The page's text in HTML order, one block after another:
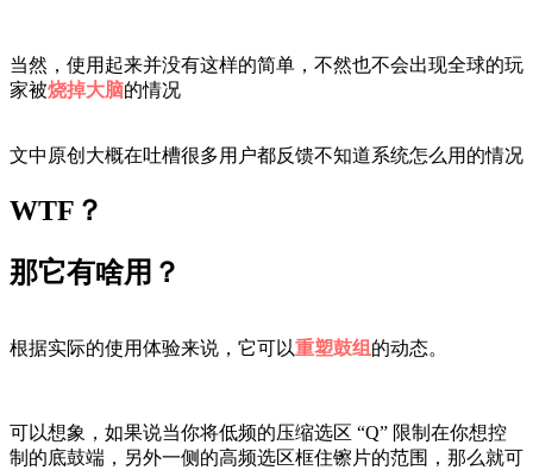
当然，使用起来并没有这样的简单，不然也不会出现全球的玩
家被烧掉大脑的情况
文中原创大概在吐槽很多用户都反馈不知道系统怎么用的情况
WTF？
那它有啥用？
根据实际的使用体验来说，它可以重塑鼓组 的动态。
可以想象，如果说当你将低频的压缩选区 “Q” 限制在你想控
制的底鼓端，另外一侧的高频选区框住镲片的范围，那么就可